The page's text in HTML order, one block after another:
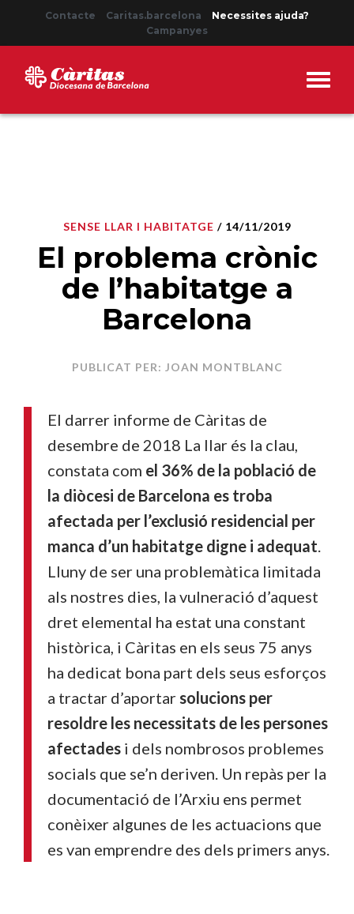
Contacte Caritas.barcelona
Necessites ajuda?
Campanyes
SENSE LLAR I HABITATGE / 14/11/2019
El problema crònic
de l’habitatge a
Barcelona
PUBLICAT PER: JOAN MONTBLANC
El darrer informe de Càritas de
desembre de 2018 La llar és la clau,
constata com el 36% de la població de
la diòcesi de Barcelona es troba
afectada per l’exclusió residencial per
manca d’un habitatge digne i adequat.
Lluny de ser una problemàtica limitada
als nostres dies, la vulneració d’aquest
dret elemental ha estat una constant
històrica, i Càritas en els seus 75 anys
ha dedicat bona part dels seus esforços
a tractar d’aportarsolucions per
resoldre les necessitats de les persones
afectades i dels nombrosos problemes
socials que se’n deriven. Un repàs per la
documentació de l’Arxiu ens permet
conèixer algunes de les actuacions que
es van emprendre des dels primers anys.